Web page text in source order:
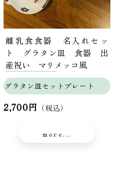
離乳食食器 名入れセッ
ト グラタン皿 食器 出
産祝い マリメッコ風
グラタン皿セットプレート
2,700円 （税込）
more...